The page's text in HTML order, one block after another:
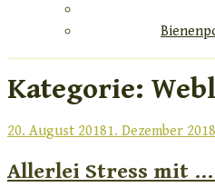
Kategorie:
Veröffentlicht
20. August 20181. Dezember 2018
Allerlei Stress mit …